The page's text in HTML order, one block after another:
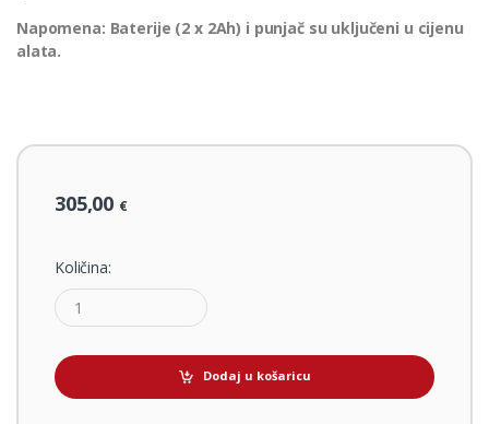
Napomena: Baterije (2 x 2Ah) i punjač su uključeni u cijenu
alata.
305,00 €
Količina:
Dodaj u košaricu